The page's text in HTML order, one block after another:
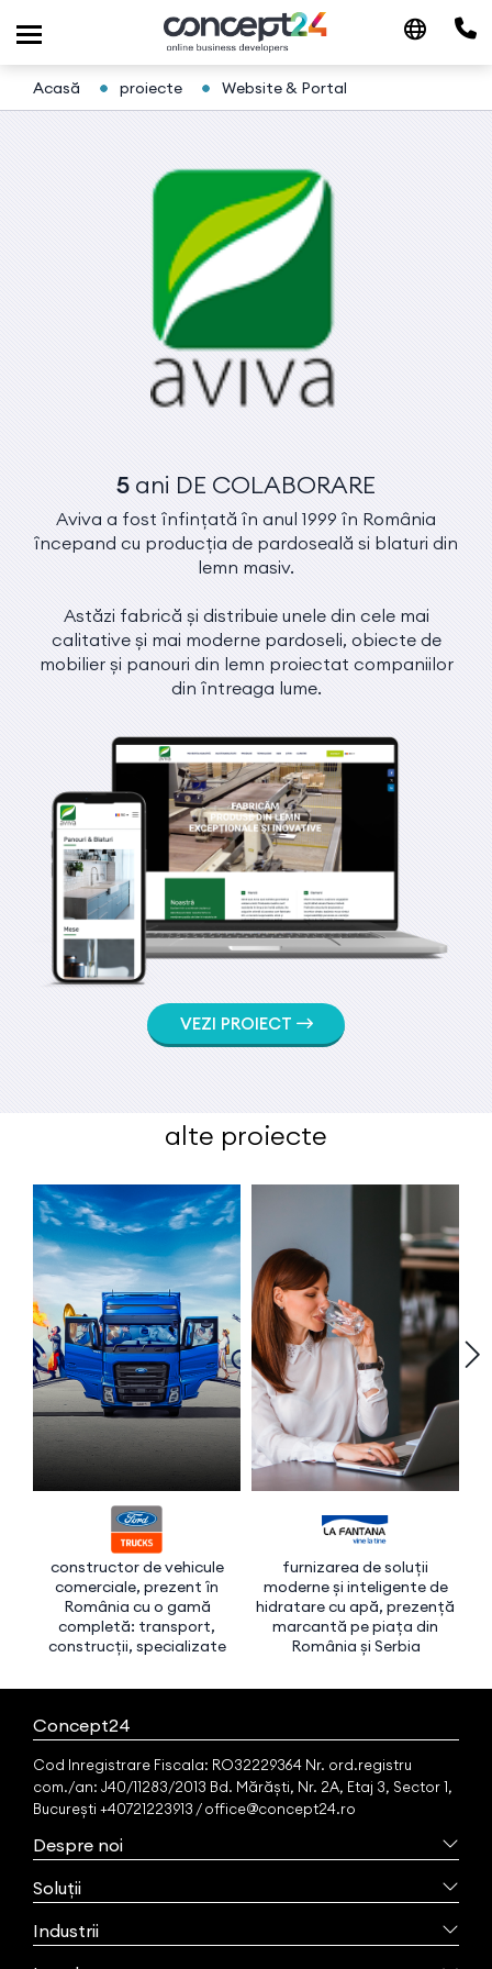
Acasă proiecte Website & Portal
5 ani DE COLABORARE
Aviva a fost înfințată în anul 1999 în România
începand cu producția de pardoseală si blaturi din
lemn masiv.
Astăzi fabrică și distribuie unele din cele mai
calitative și mai moderne pardoseli, obiecte de
mobilier și panouri din lemn proiectat companiilor
din întreaga lume.
VEZI PROIECT
alte proiecte
constructor de vehicule
comerciale, prezent în
România cu o gamă
completă: transport,
construcții, specializate
furnizarea de soluții
moderne și inteligente de
hidratare cu apă, prezență
marcantă pe piața din
România și Serbia
Concept24
Cod Inregistrare Fiscala: RO32229364 Nr. ord.registru
com./an: J40/11283/2013 Bd. Mărăști, Nr. 2A, Etaj 3, Sector 1,
București +40721223913 / office@concept24.ro
Despre noi
Soluții
Industrii